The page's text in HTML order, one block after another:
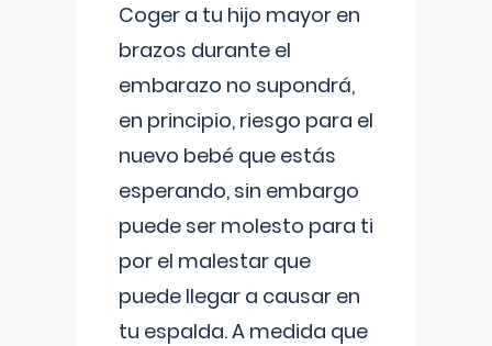
Coger a tu hijo mayor en
brazos durante el
embarazo no supondrá,
en principio, riesgo para el
nuevo bebé que estás
esperando, sin embargo
puede ser molesto para ti
por el malestar que
puede llegar a causar en
tu espalda. A medida que